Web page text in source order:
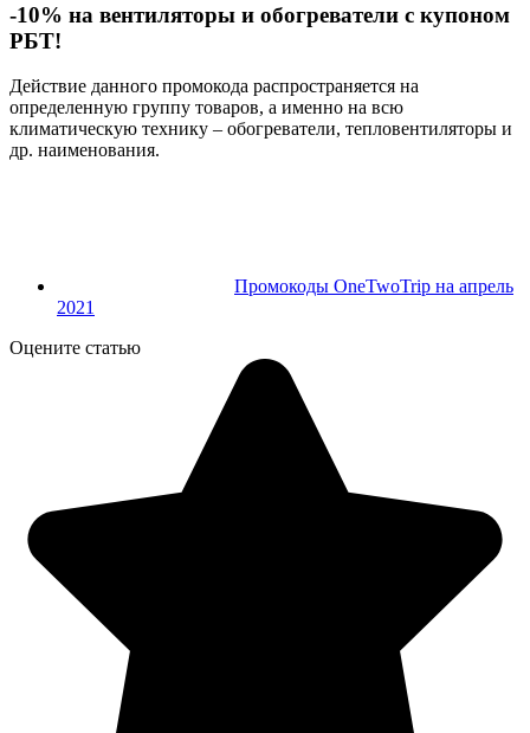
-10% на вентиляторы и обогреватели с купоном
РБТ!
Действие данного промокода распространяется на
определенную группу товаров, а именно на всю
климатическую технику – обогреватели, тепловентиляторы и
др. наименования.
Промокоды OneTwoTrip на апрель
2021
Оцените статью